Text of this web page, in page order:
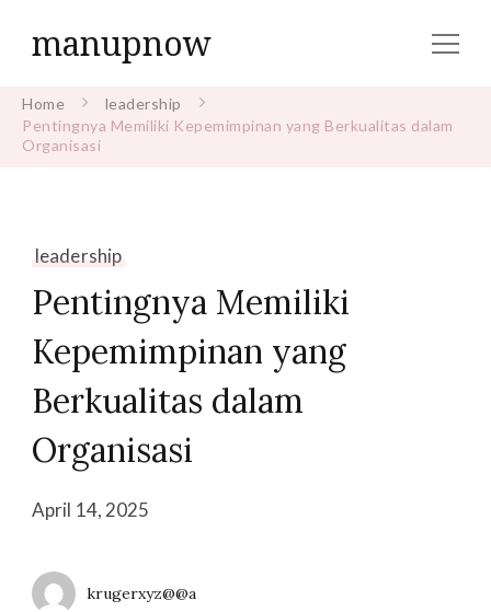
manupnow
Home
leadership
Pentingnya Memiliki Kepemimpinan yang Berkualitas dalam
Organisasi
leadership
Pentingnya Memiliki
Kepemimpinan yang
Berkualitas dalam
Organisasi
April 14, 2025
krugerxyz@@a